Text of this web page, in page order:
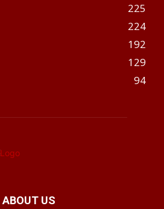
225
224
192
129
94
ABOUT US